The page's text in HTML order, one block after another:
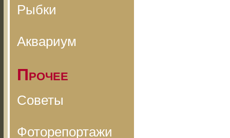
Рыбки
Аквариум
Прочее
Советы
Фоторепортажи